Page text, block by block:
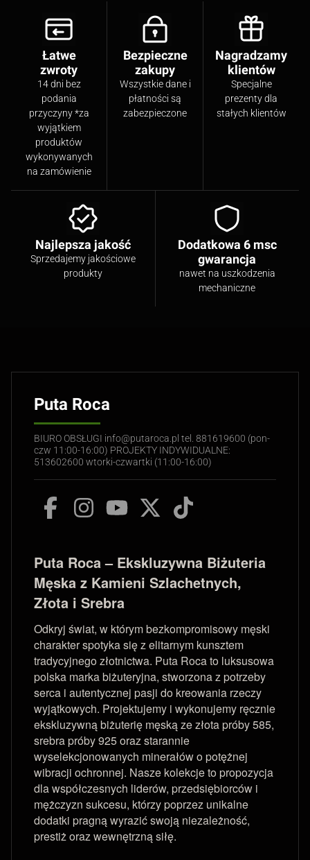
Łatwe
zwroty
14 dni bez
podania
przyczyny *za
wyjątkiem
produktów
wykonywanych
na zamówienie
Bezpieczne
zakupy
Wszystkie dane i
płatności są
zabezpieczone
Nagradzamy
klientów
Specjalne
prezenty dla
stałych klientów
Najlepsza jakość
Sprzedajemy jakościowe
produkty
Dodatkowa 6 msc
gwarancja
nawet na uszkodzenia
mechaniczne
Puta Roca
BIURO OBSŁUGI info@putaroca.pl tel. 881619600 (pon-
czw 11:00-16:00) PROJEKTY INDYWIDUALNE:
513602600 wtorki-czwartki (11:00-16:00)
Puta Roca – Ekskluzywna Biżuteria
Męska z Kamieni Szlachetnych,
Złota i Srebra
Odkryj świat, w którym bezkompromisowy męski
charakter spotyka się z elitarnym kunsztem
tradycyjnego złotnictwa. Puta Roca to luksusowa
polska marka biżuteryjna, stworzona z potrzeby
serca i autentycznej pasji do kreowania rzeczy
wyjątkowych. Projektujemy i wykonujemy ręcznie
ekskluzywną biżuterię męską ze złota próby 585,
srebra próby 925 oraz starannie
wyselekcjonowanych minerałów o potężnej
wibracji ochronnej. Nasze kolekcje to propozycja
dla współczesnych liderów, przedsiębiorców i
mężczyzn sukcesu, którzy poprzez unikalne
dodatki pragną wyrazić swoją niezależność,
prestiż oraz wewnętrzną siłę.